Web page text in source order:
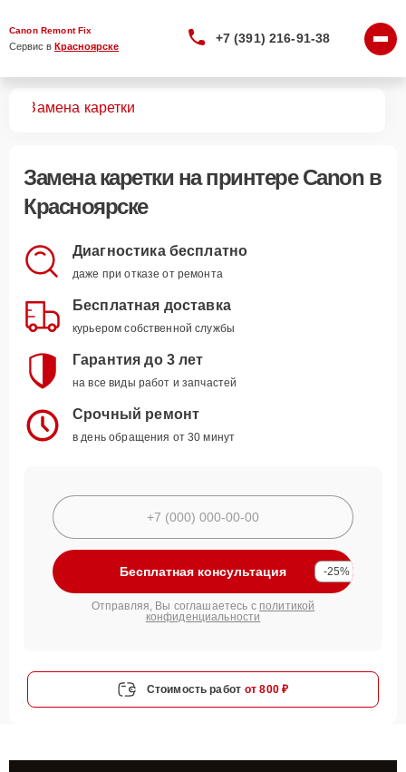
Canon Remont Fix
Сервис в Красноярске
+7 (391) 216-91-38
Замена каретки
Замена каретки на принтере Canon в
Красноярске
Диагностика бесплатно
даже при отказе от ремонта
Бесплатная доставка
курьером собственной службы
Гарантия до 3 лет
на все виды работ и запчастей
Срочный ремонт
в день обращения от 30 минут
Бесплатная консультация -25%
Отправляя, Вы соглашаетесь с политикой
конфиденциальности
Стоимость работ от 800 ₽